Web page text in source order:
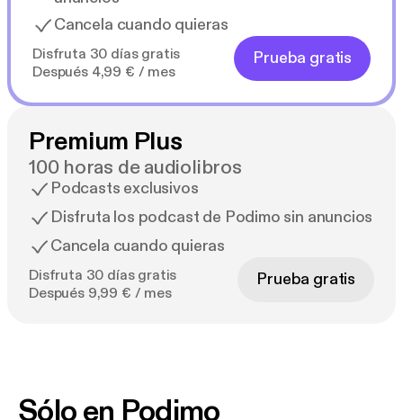
Cancela cuando quieras
Disfruta 30 días gratis
Después 4,99 € / mes
Prueba gratis
Premium Plus
100 horas de audiolibros
Podcasts exclusivos
Disfruta los podcast de Podimo sin anuncios
Cancela cuando quieras
Disfruta 30 días gratis
Después 9,99 € / mes
Prueba gratis
Sólo en Podimo